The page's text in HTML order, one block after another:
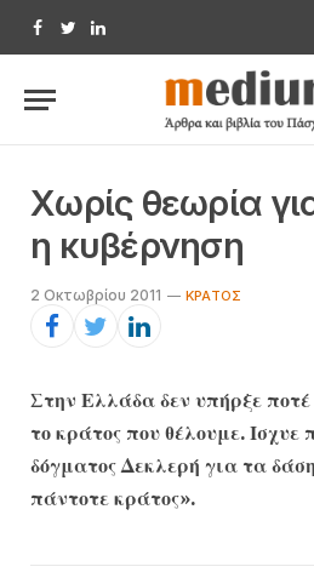
Facebook
TwitterLinkedIn
Χωρίς θεωρία
η κυβέρνηση
2 Οκτωβρίου 2011 ΚΡΆΤΟΣ
Στην Ελλάδα δεν υπήρξε
το κράτος που θέλουμε. Ισχυε
δόγματος Δεκλερή για τα
πάντοτε κράτος».